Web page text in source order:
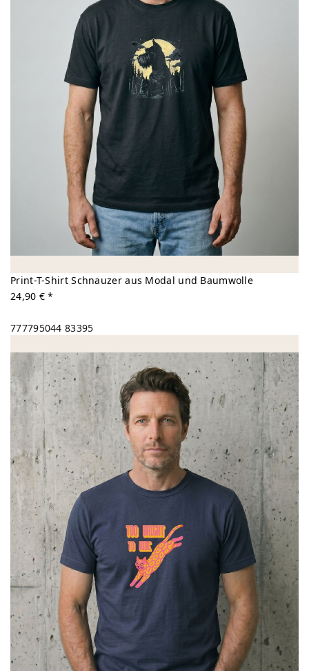
Print-T-Shirt Schnauzer aus Modal und Baumwolle
24,90 € *
777795044 83395